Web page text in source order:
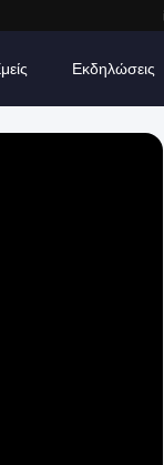
Εκδηλώσεις